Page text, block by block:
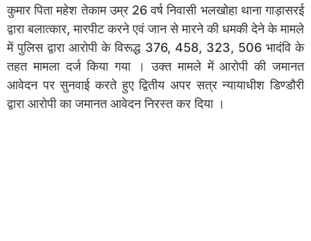
कुमार पिता महेश तेकाम उम्र 26 वर्ष निवासी भलखोहा थाना गाड़ासरई
द्वारा बलात्कार, मारपीट करने एवं जान से मारने की धमकी देने के मामले
में पुलिस द्वारा आरोपी के विरूद्ध 376, 458, 323, 506 भादंवि के
तहत मामला दर्ज किया गया । उक्त मामले में आरोपी की जमानत
आवेदन पर सुनवाई करते हुए द्वितीय अपर सत्र न्यायाधीश डिण्डौरी
द्वारा आरोपी का जमानत आवेदन निरस्त कर दिया ।